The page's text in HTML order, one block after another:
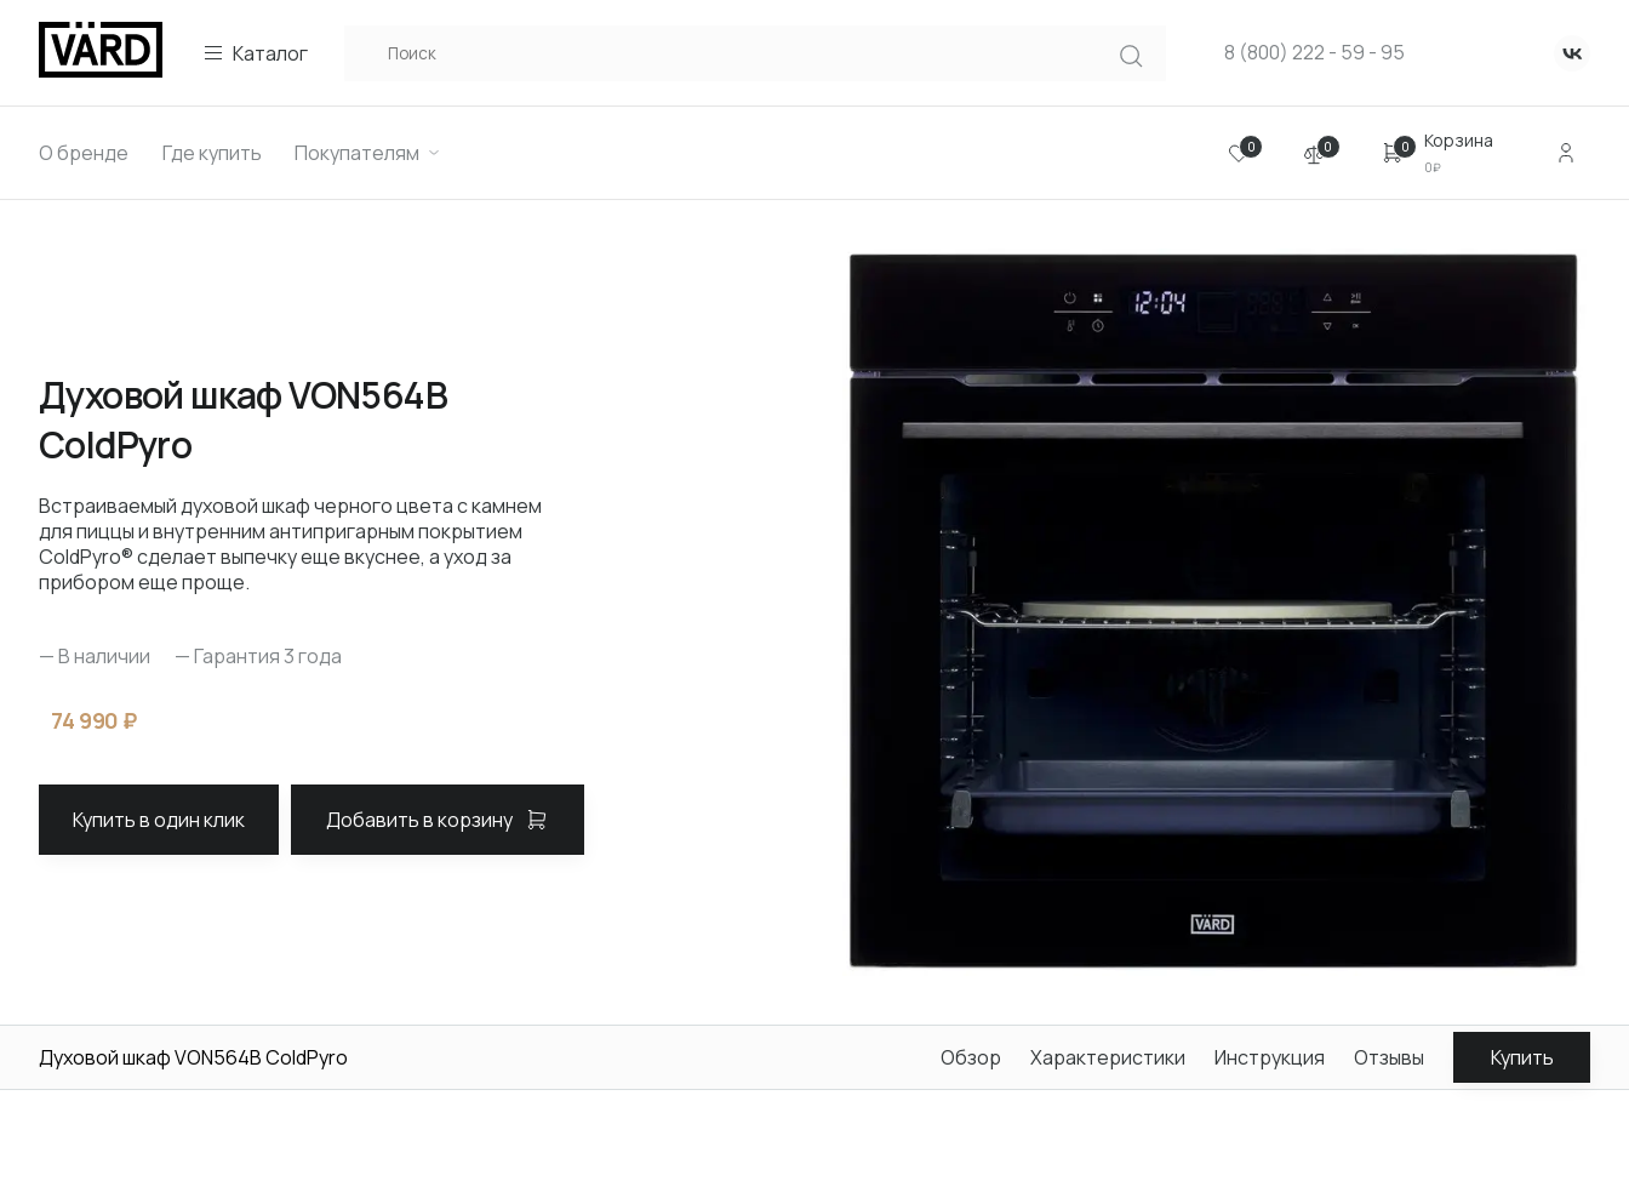
Каталог 8 (800) 222 - 59 - 95
О бренде Где купить Покупателям 0 0 0 Корзина
0₽
Духовой шкаф VON564B
ColdPyro
Вcтраиваемый духовой шкаф черного цвета с камнем
для пиццы и внутренним антипригарным покрытием
ColdPyro® сделает выпечку еще вкуснее, а уход за
прибором еще проще.
— В наличии — Гарантия 3 года
74 990 ₽
Купить в один клик Добавить в корзину
Духовой шкаф VON564B ColdPyro Обзор Характеристики Инструкция Отзывы Купить